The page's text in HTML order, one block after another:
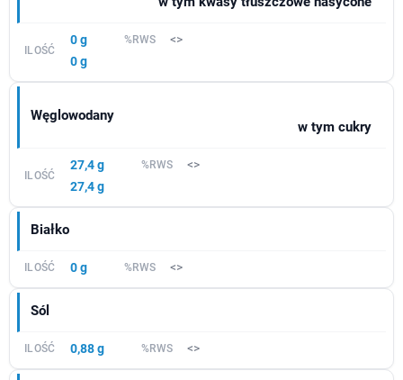
0 g
0 g
<>
Węglowodany
w tym cukry
27,4 g
27,4 g
<>
Białko
0 g <>
Sól
0,88 g <>